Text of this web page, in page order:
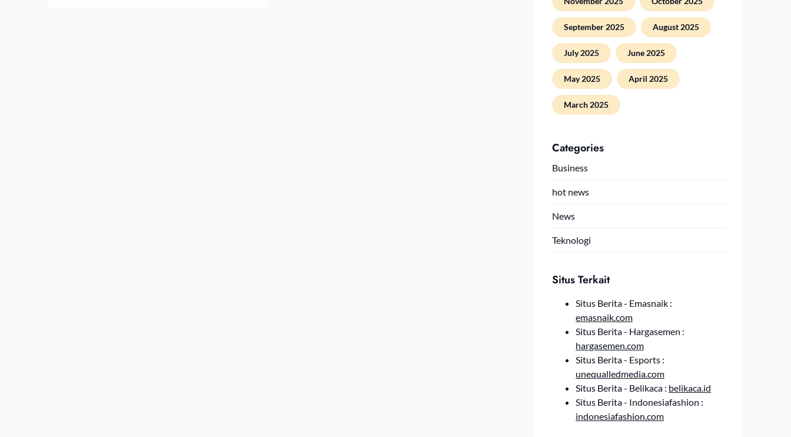
September 2025 August 2025
July 2025 June 2025
May 2025 April 2025
March 2025
Categories
Business
hot news
News
Teknologi
Situs Terkait
Situs Berita - Emasnaik :
emasnaik.com
Situs Berita - Hargasemen :
hargasemen.com
Situs Berita - Esports :
unequalledmedia.com
Situs Berita - Belikaca : belikaca.id
Situs Berita - Indonesiafashion :
indonesiafashion.com